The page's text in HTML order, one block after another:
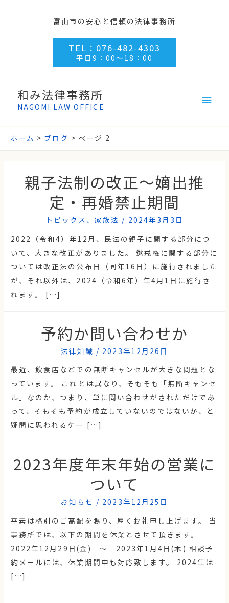
富山市の安心と信頼の法律事務所
TEL：076-482-4303
平日9：00～18：00
和み法律事務所
NAGOMI LAW OFFICE
ホーム ブログ ページ 2
親子法制の改正～嫡出推
定・再婚禁止期間
トピックス 、 家族法 / 2024年3月3日
2022（令和4）年12月、民法の親子に関する部分につ
いて、大きな改正がありました。 懲戒権に関する部分に
ついては改正法の公布日（同年16日）に施行されました
が、それ以外は、2024（令和6年）年4月1日に施行さ
れます。 […]
予約か問い合わせか
法律知識 / 2023年12月26日
最近、飲食店などでの無断キャンセルが大きな問題とな
っています。 これとは異なり、そもそも「無断キャンセ
ル」なのか、つまり、単に問い合わせがされただけであ
って、そもそも予約が成立していないのではないか、と
疑問に思われるケー […]
2023年度年末年始の営業に
ついて
お知らせ / 2023年12月25日
平素は格別のご高配を賜り、厚くお礼申し上げます。 当
事務所では、以下の期間を休業とさせて頂きます。
2022年12月29日(金) ～ 2023年1月4日(木) 相談予
約メールには、休業期間中も対応致します。 2024年は
[…]